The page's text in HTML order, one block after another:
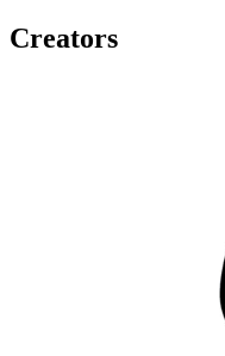
Creators